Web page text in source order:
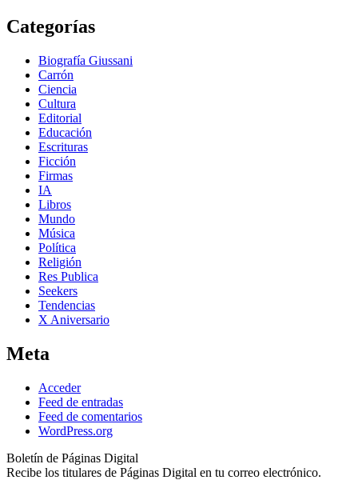
Categorías
Biografía Giussani
Carrón
Ciencia
Cultura
Editorial
Educación
Escrituras
Ficción
Firmas
IA
Libros
Mundo
Música
Política
Religión
Res Publica
Seekers
Tendencias
X Aniversario
Meta
Acceder
Feed de entradas
Feed de comentarios
WordPress.org
Boletín de Páginas Digital
Recibe los titulares de Páginas Digital en tu correo electrónico.